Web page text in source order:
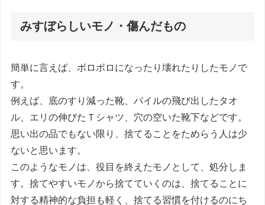
みすぼらしいモノ・傷んだもの
簡単に言えば、ボロボロになったり壊れたりしたモノで
す。
例えば、底のすり減った靴、パイルの飛び出したタオ
ル、エリの伸びたＴシャツ、穴の空いた靴下などです。
思い出の品でもない限り、捨てることをためらう人は少
ないと思います。
このようなモノは、役目を終えたモノとして、処分しま
す。捨てやすいモノから捨てていくのは、捨てることに
対する精神的な負担も軽く、捨てる習慣を付けるのにち